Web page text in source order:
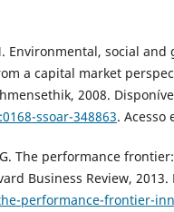
Environmental, social
a capital market
2008.
ssoar-348863. Acesso
G. The performance
Business Review, 2013.
performance-frontier-